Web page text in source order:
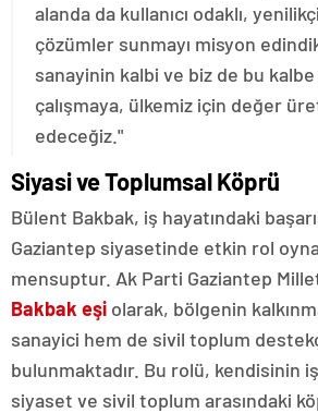
alanda da kullanıcı odaklı,
çözümler sunmayı misyon
sanayinin kalbi ve biz de bu kalbe
çalışmaya, ülkemiz için değer
edeceğiz."
Siyasi ve Toplumsal Köprü
Bülent Bakbak, iş hayatındaki
Gaziantep siyasetinde etkin rol
mensuptur. Ak Parti Gaziantep
Bakbak eşi olarak, bölgenin
sanayici hem de sivil toplum
bulunmaktadır. Bu rolü, kendisinin
siyaset ve sivil toplum arasındaki